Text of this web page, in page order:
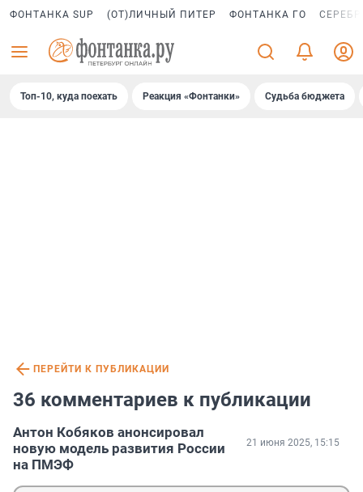
ФОНТАНКА SUP (ОТ)ЛИЧНЫЙ ПИТЕР ФОНТАНКА ГО
Топ-10, куда поехать Реакция «Фонтанки» Судьба бюджета
ПЕРЕЙТИ К ПУБЛИКАЦИИ
36 комментариев к публикации
Антон Кобяков анонсировал
новую модель развития России
на ПМЭФ
21 июня 2025, 15:15